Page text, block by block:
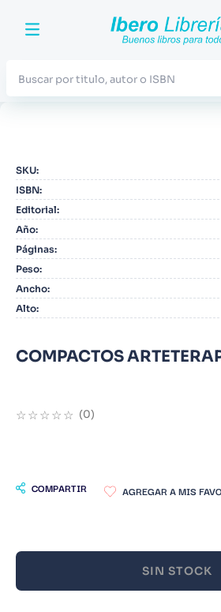
SKU:
ISBN:
Editorial:
Año:
Páginas:
Peso:
Ancho:
Alto:
COMPACTOS
☆☆☆☆☆ (0)
COMPARTIR
SIN STOCK
2. Blue Lock
3. Jujutsu Kaisen
4. Odisea
5. Manga
6. Stephen King
7. Iliada